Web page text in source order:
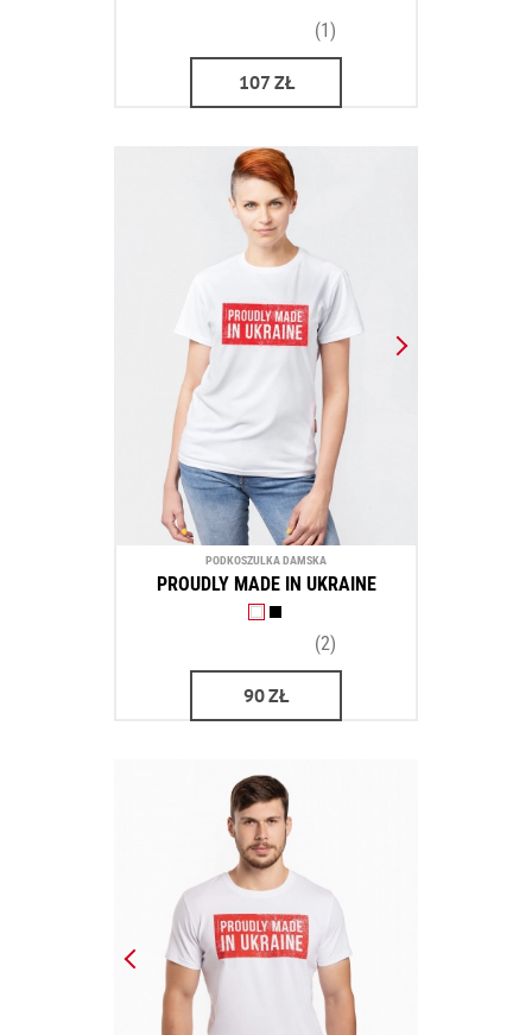
(1)
107ZŁ
PODKOSZULKA DAMSKA
PROUDLY MADE IN UKRAINE
(2)
90ZŁ